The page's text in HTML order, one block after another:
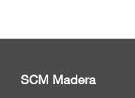
SCM Madera